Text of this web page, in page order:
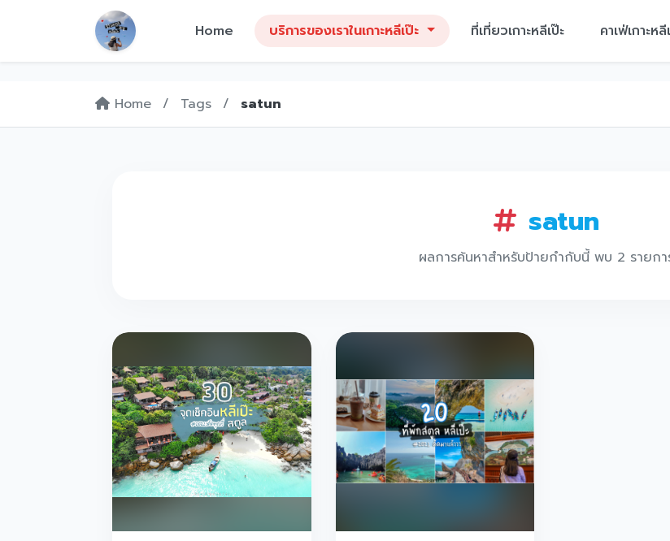
Home บริการของเราในเกาะหลีเป๊ะ ที่เที่ยวเกาะหลีเป๊ะ คาเฟ่เกาะหลี
Home / Tags / satun
satun
ผลการค้นหาสำหรับป้ายกำกับนี้ พบ 2 รายกา